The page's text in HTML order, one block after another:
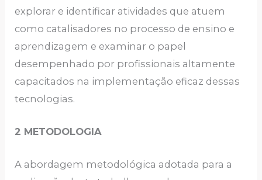
explorar e identificar atividades que atuem
como catalisadores no processo de ensino e
aprendizagem e examinar o papel
desempenhado por profissionais altamente
capacitados na implementação eficaz dessas
tecnologias.
2 METODOLOGIA
A abordagem metodológica adotada para a